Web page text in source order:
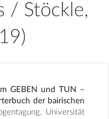
/ Stöckle,
GEBEN und TUN –
der bairischen